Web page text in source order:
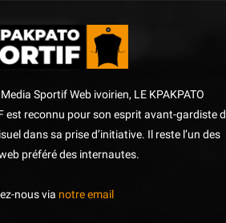
Sportif Web ivoirien, LE KPAKPATO
est reconnu pour son esprit avant-gardiste
dans sa prise d’initiative. Il reste l’un des
préféré des internautes.
nous via notre email